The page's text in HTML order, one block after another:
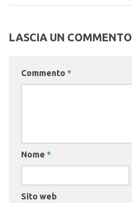
LASCIA UN COMMENTO
Commento *
Nome *
Sito web